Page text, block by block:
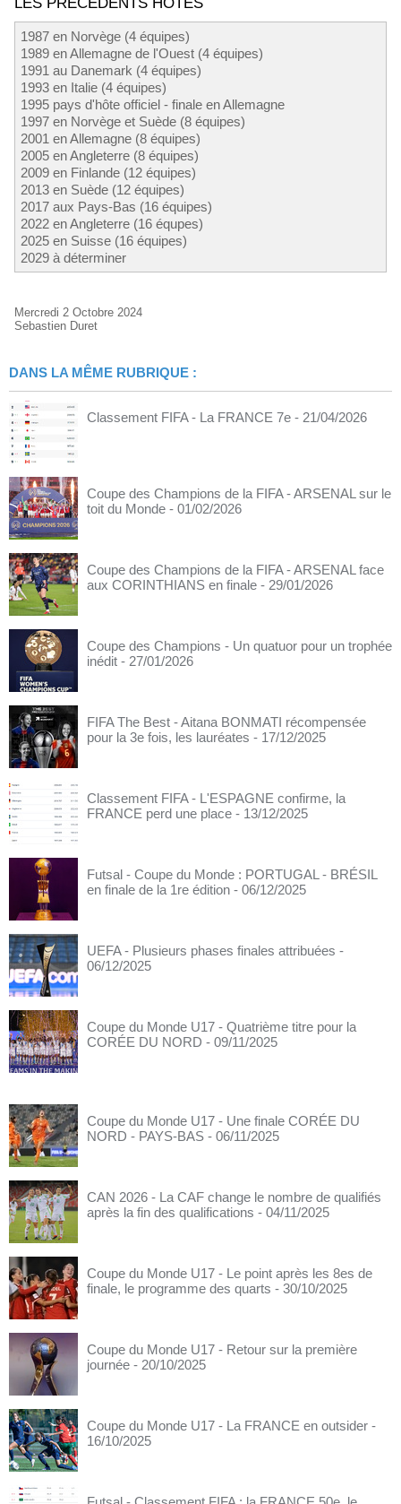
1987 en Norvège (4 équipes)
1989 en Allemagne de l'Ouest (4 équipes)
1991 au Danemark (4 équipes)
1993 en Italie (4 équipes)
1995 pays d'hôte officiel - finale en Allemagne
1997 en Norvège et Suède (8 équipes)
2001 en Allemagne (8 équipes)
2005 en Angleterre (8 équipes)
2009 en Finlande (12 équipes)
2013 en Suède (12 équipes)
2017 aux Pays-Bas (16 équipes)
2022 en Angleterre (16 équpes)
2025 en Suisse (16 équipes)
2029 à déterminer
Mercredi 2 Octobre 2024
Sebastien Duret
DANS LA MÊME RUBRIQUE :
Classement FIFA - La FRANCE 7e - 21/04/2026
Coupe des Champions de la FIFA - ARSENAL sur le
toit du Monde - 01/02/2026
Coupe des Champions de la FIFA - ARSENAL face
aux CORINTHIANS en finale - 29/01/2026
Coupe des Champions - Un quatuor pour un trophée
inédit - 27/01/2026
FIFA The Best - Aitana BONMATI récompensée
pour la 3e fois, les lauréates - 17/12/2025
Classement FIFA - L'ESPAGNE confirme, la
FRANCE perd une place - 13/12/2025
Futsal - Coupe du Monde : PORTUGAL - BRÉSIL
en finale de la 1re édition - 06/12/2025
UEFA - Plusieurs phases finales attribuées -
06/12/2025
Coupe du Monde U17 - Quatrième titre pour la
CORÉE DU NORD - 09/11/2025
Coupe du Monde U17 - Une finale CORÉE DU
NORD - PAYS-BAS - 06/11/2025
CAN 2026 - La CAF change le nombre de qualifiés
après la fin des qualifications - 04/11/2025
Coupe du Monde U17 - Le point après les 8es de
finale, le programme des quarts - 30/10/2025
Coupe du Monde U17 - Retour sur la première
journée - 20/10/2025
Coupe du Monde U17 - La FRANCE en outsider -
16/10/2025